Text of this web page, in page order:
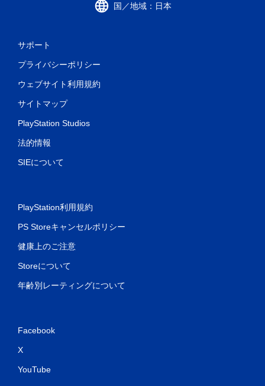
国／地域：日本
サポート
プライバシーポリシー
ウェブサイト利用規約
サイトマップ
PlayStation Studios
法的情報
SIEについて
PlayStation利用規約
PS Storeキャンセルポリシー
健康上のご注意
Storeについて
年齢別レーティングについて
Facebook
X
YouTube